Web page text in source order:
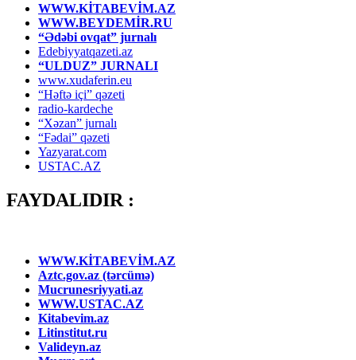
WWW.KİTABEVİM.AZ
WWW.BEYDEMİR.RU
“Ədəbi ovqat” jurnalı
Edebiyyatqazeti.az
“ULDUZ” JURNALI
www.xudaferin.eu
“Həftə içi” qəzeti
radio-kardeche
“Xəzan” jurnalı
“Fədai” qəzeti
Yazyarat.com
USTAC.AZ
FAYDALIDIR :
WWW.KİTABEVİM.AZ
Aztc.gov.az (tərcümə)
Mucrunesriyyati.az
WWW.USTAC.AZ
Kitabevim.az
Litinstitut.ru
Valideyn.az